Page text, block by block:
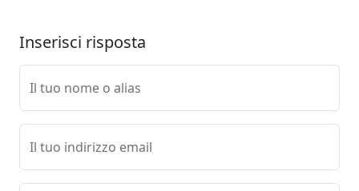
Inserisci risposta
Il tuo nome o alias
Il tuo indirizzo email